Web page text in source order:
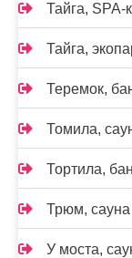
Тайга, SPA-
Тайга,
Теремок,
Томила,
Тортила,
Трюм, сауна
У моста,